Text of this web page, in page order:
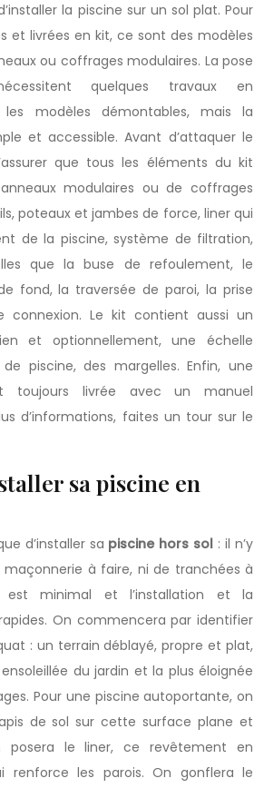
la piscine sur un sol plat. Pour
et livrées en kit, ce sont des modèles
ou coffrages modulaires. La pose
quelques travaux en
modèles démontables, mais la
et accessible. Avant d’attaquer le
que tous les éléments du kit
modulaires ou de coffrages
poteaux et jambes de force, liner qui
de la piscine, système de filtration,
que la buse de refoulement, le
fond, la traversée de paroi, la prise
Le kit contient aussi un
et optionnellement, une échelle
piscine, des margelles. Enfin, une
toujours livrée avec un manuel
d’informations, faites un tour sur le
sa piscine en
d’installer sa piscine hors sol : il n’y
à faire, ni de tranchées à
est minimal et l’installation et la
On commencera par identifier
: un terrain déblayé, propre et plat,
du jardin et la plus éloignée
Pour une piscine autoportante, on
de sol sur cette surface plane et
posera le liner, ce revêtement en
renforce les parois. On gonflera le